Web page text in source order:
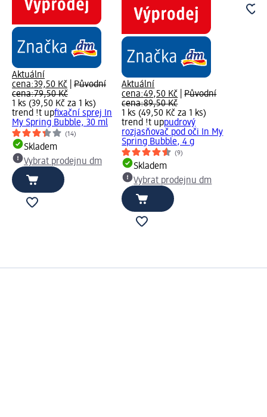
Aktuální
cena:39,50 Kč
Původní
cena:79,50 Kč
1 ks (39,50 Kč za 1 ks)
trend !t upfixační sprej In
My Spring Bubble, 30 ml
(14)
Skladem
Vybrat prodejnu dm
Aktuální
cena:49,50 Kč |Původní
cena:89,50 Kč
1 ks (49,50 Kč za 1 ks)
trend !t uppudrový
rozjasňovač pod oči In My
Spring Bubble, 4 g
(9)
Skladem
Vybrat prodejnu dm